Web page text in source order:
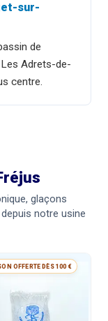
sur-
de
Les Adrets-de-
centre.
glaçons
notre usine
OFFERTE DÈS 100 €